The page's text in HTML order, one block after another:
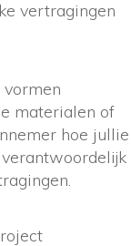
vertragingen
materialen of
hoe jullie